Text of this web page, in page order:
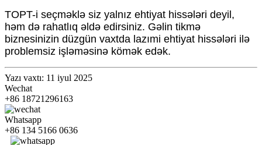
TOPT-i seçməklə siz yalnız ehtiyat hissələri deyil,
həm də rahatlıq əldə edirsiniz. Gəlin tikmə
biznesinizin düzgün vaxtda lazımi ehtiyat hissələri ilə
problemsiz işləməsinə kömək edək.
Yazı vaxtı: 11 iyul 2025
Wechat
+86 18721296163
Whatsapp
+86 134 5166 0636